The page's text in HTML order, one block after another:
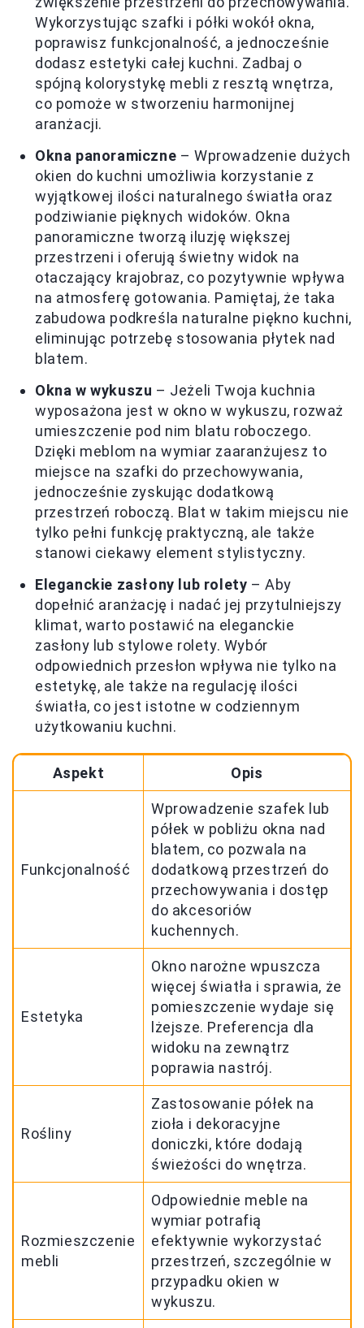
Wykorzystując szafki i półki wokół okna,
poprawisz funkcjonalność, a jednocześnie
dodasz estetyki całej kuchni. Zadbaj o
spójną kolorystykę mebli z resztą wnętrza,
co pomoże w stworzeniu harmonijnej
aranżacji.
Okna panoramiczne – Wprowadzenie dużych
okien do kuchni umożliwia korzystanie z
wyjątkowej ilości naturalnego światła oraz
podziwianie pięknych widoków. Okna
panoramiczne tworzą iluzję większej
przestrzeni i oferują świetny widok na
otaczający krajobraz, co pozytywnie wpływa
na atmosferę gotowania. Pamiętaj, że taka
zabudowa podkreśla naturalne piękno kuchni,
eliminując potrzebę stosowania płytek nad
blatem.
Okna w wykuszu – Jeżeli Twoja kuchnia
wyposażona jest w okno w wykuszu, rozważ
umieszczenie pod nim blatu roboczego.
Dzięki meblom na wymiar zaaranżujesz to
miejsce na szafki do przechowywania,
jednocześnie zyskując dodatkową
przestrzeń roboczą. Blat w takim miejscu nie
tylko pełni funkcję praktyczną, ale także
stanowi ciekawy element stylistyczny.
Eleganckie zasłony lub rolety – Aby
dopełnić aranżację i nadać jej przytulniejszy
klimat, warto postawić na eleganckie
zasłony lub stylowe rolety. Wybór
odpowiednich przesłon wpływa nie tylko na
estetykę, ale także na regulację ilości
światła, co jest istotne w codziennym
użytkowaniu kuchni.
Aspekt Opis
Funkcjonalność
Wprowadzenie szafek lub
półek w pobliżu okna nad
blatem, co pozwala na
dodatkową przestrzeń do
przechowywania i dostęp
do akcesoriów
kuchennych.
Estetyka
Okno narożne wpuszcza
więcej światła i sprawia, że
pomieszczenie wydaje się
lżejsze. Preferencja dla
widoku na zewnątrz
poprawia nastrój.
Rośliny
Zastosowanie półek na
zioła i dekoracyjne
doniczki, które dodają
świeżości do wnętrza.
Rozmieszczenie
mebli
Odpowiednie meble na
wymiar potrafią
efektywnie wykorzystać
przestrzeń, szczególnie w
przypadku okien w
wykuszu.